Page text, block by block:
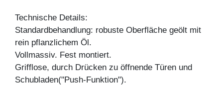
Technische Details:
Standardbehandlung: robuste Oberfläche geölt mit
rein pflanzlichem Öl.
Vollmassiv. Fest montiert.
Grifflose, durch Drücken zu öffnende Türen und
Schubladen("Push-Funktion").